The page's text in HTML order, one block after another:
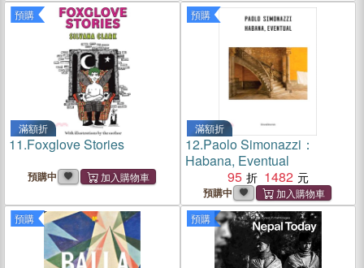
預購
滿額折
11.Foxglove Stories
預購中
預購
滿額折
12.Paolo Simonazzi：
Habana, Eventual
95
1482
預購中
預購 預購